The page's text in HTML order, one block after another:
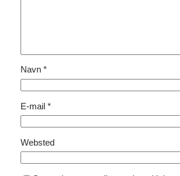
Navn *
E-mail *
Websted